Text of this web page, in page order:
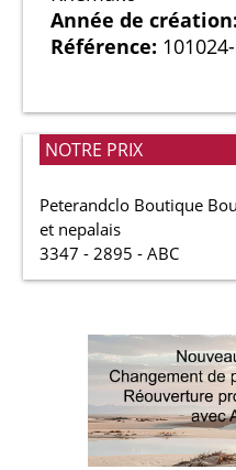
Année de création:
Référence:
NOTRE PRIX
Peterandclo Boutique
et nepalais
3347 - 2895 - ABC